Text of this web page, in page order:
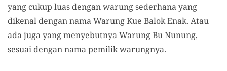
yang cukup luas dengan warung sederhana yang
dikenal dengan nama Warung Kue Balok Enak. Atau
ada juga yang menyebutnya Warung Bu Nunung,
sesuai dengan nama pemilik warungnya.